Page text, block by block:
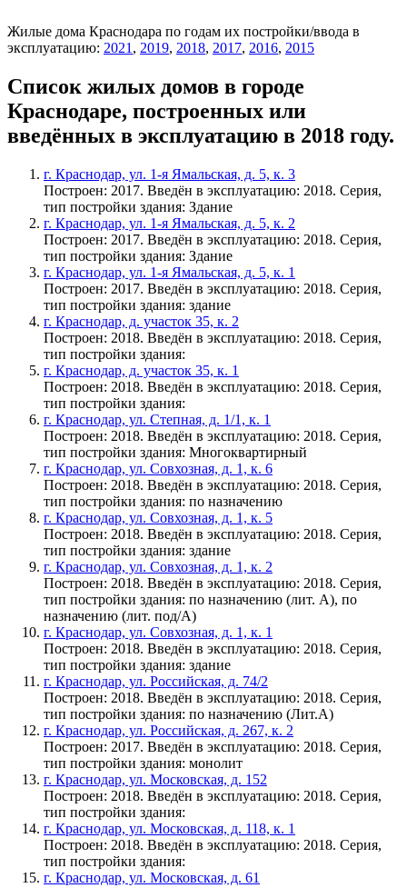
Жилые дома Краснодара по годам их постройки/ввода в
эксплуатацию: 2021 , 2019, 2018, 2017, 2016, 2015
Список жилых домов в городе
Краснодаре, построенных или
введённых в эксплуатацию в 2018 году.
г. Краснодар, ул. 1-я Ямальская, д. 5, к. 3
Построен: 2017. Введён в эксплуатацию: 2018. Серия,
тип постройки здания: Здание
г. Краснодар, ул. 1-я Ямальская, д. 5, к. 2
Построен: 2017. Введён в эксплуатацию: 2018. Серия,
тип постройки здания: Здание
г. Краснодар, ул. 1-я Ямальская, д. 5, к. 1
Построен: 2017. Введён в эксплуатацию: 2018. Серия,
тип постройки здания: здание
г. Краснодар, д. участок 35, к. 2
Построен: 2018. Введён в эксплуатацию: 2018. Серия,
тип постройки здания:
г. Краснодар, д. участок 35, к. 1
Построен: 2018. Введён в эксплуатацию: 2018. Серия,
тип постройки здания:
г. Краснодар, ул. Степная, д. 1/1, к. 1
Построен: 2018. Введён в эксплуатацию: 2018. Серия,
тип постройки здания: Многоквартирный
г. Краснодар, ул. Совхозная, д. 1, к. 6
Построен: 2018. Введён в эксплуатацию: 2018. Серия,
тип постройки здания: по назначению
г. Краснодар, ул. Совхозная, д. 1, к. 5
Построен: 2018. Введён в эксплуатацию: 2018. Серия,
тип постройки здания: здание
г. Краснодар, ул. Совхозная, д. 1, к. 2
Построен: 2018. Введён в эксплуатацию: 2018. Серия,
тип постройки здания: по назначению (лит. А), по
назначению (лит. под/А)
г. Краснодар, ул. Совхозная, д. 1, к. 1
Построен: 2018. Введён в эксплуатацию: 2018. Серия,
тип постройки здания: здание
г. Краснодар, ул. Российская, д. 74/2
Построен: 2018. Введён в эксплуатацию: 2018. Серия,
тип постройки здания: по назначению (Лит.А)
г. Краснодар, ул. Российская, д. 267, к. 2
Построен: 2017. Введён в эксплуатацию: 2018. Серия,
тип постройки здания: монолит
г. Краснодар, ул. Московская, д. 152
Построен: 2018. Введён в эксплуатацию: 2018. Серия,
тип постройки здания:
г. Краснодар, ул. Московская, д. 118, к. 1
Построен: 2018. Введён в эксплуатацию: 2018. Серия,
тип постройки здания:
г. Краснодар, ул. Московская, д. 61